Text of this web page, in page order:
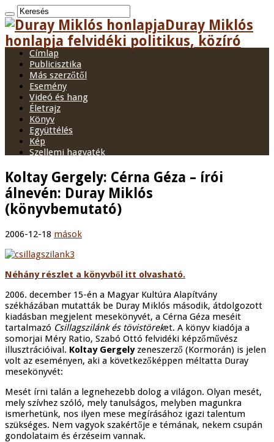
Duray Miklós
honlapja felvidéki politikus, közíró
Címlap
Publicisztika
Más szerzőtől
Esemény
Videó és hang
Életrajz
Könyv
Együttélés
Kép
Szellemi hagyaték
Koltay Gergely: Cérna Géza – írói
álnevén: Duray Miklós
(könyvbemutató)
2006-12-18 mások
Néhány részlet a könyvből itt olvasható.
2006. december 15-én a Magyar Kultúra Alapítvány
székházában mutatták be Duray Miklós második, átdolgozott
kiadásban megjelent mesekönyvét, a Cérna Géza meséit
tartalmazó Csillagszilánk és tövistöreket. A könyv kiadója a
somorjai Méry Ratio, Szabó Ottó felvidéki képzőművész
illusztrációival. Koltay Gergelyzeneszerző (Kormorán) is jelen
volt az eseményen, aki a következőképpen méltatta Duray
mesekönyvét:
Mesét írni talán a legnehezebb dolog a világon. Olyan mesét,
mely szívhez szóló, mely tanulságos, melyben magunkra
ismerhetünk, nos ilyen mese megírásához igazi talentum
szükséges. Nem vagyok szakértője e témának, nekem csupán
gondolataim és érzéseim vannak.